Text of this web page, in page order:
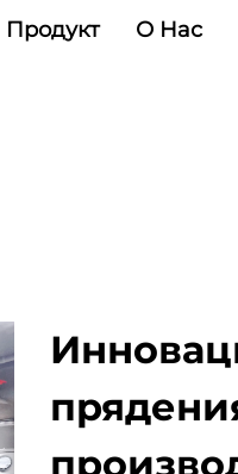
Продукт О Нас